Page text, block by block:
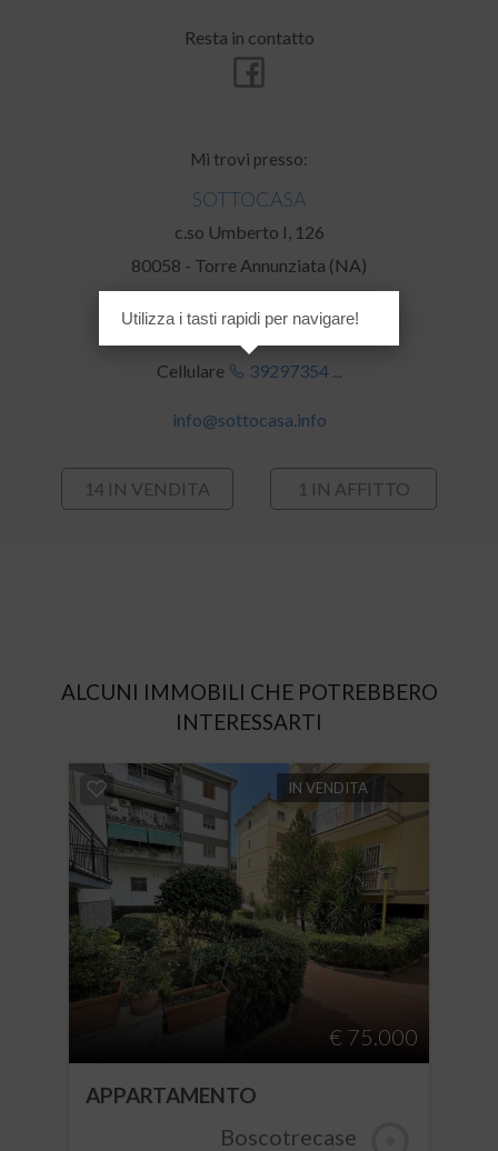
Resta in contatto
Mi trovi presso:
SOTTOCASA
c.so Umberto I, 126
80058 - Torre Annunziata (NA)
Telefono 08153640 ...
Cellulare 39297354 ...
info@sottocasa.info
14 IN VENDITA 1 IN AFFITTO
ALCUNI IMMOBILI CHE POTREBBERO
INTERESSARTI
IN VENDITA
€ 75.000
APPARTAMENTO
Boscotrecase
Utilizza i tasti rapidi per navigare!